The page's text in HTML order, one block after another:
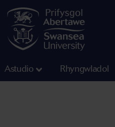
Astudio Rhyngwladol